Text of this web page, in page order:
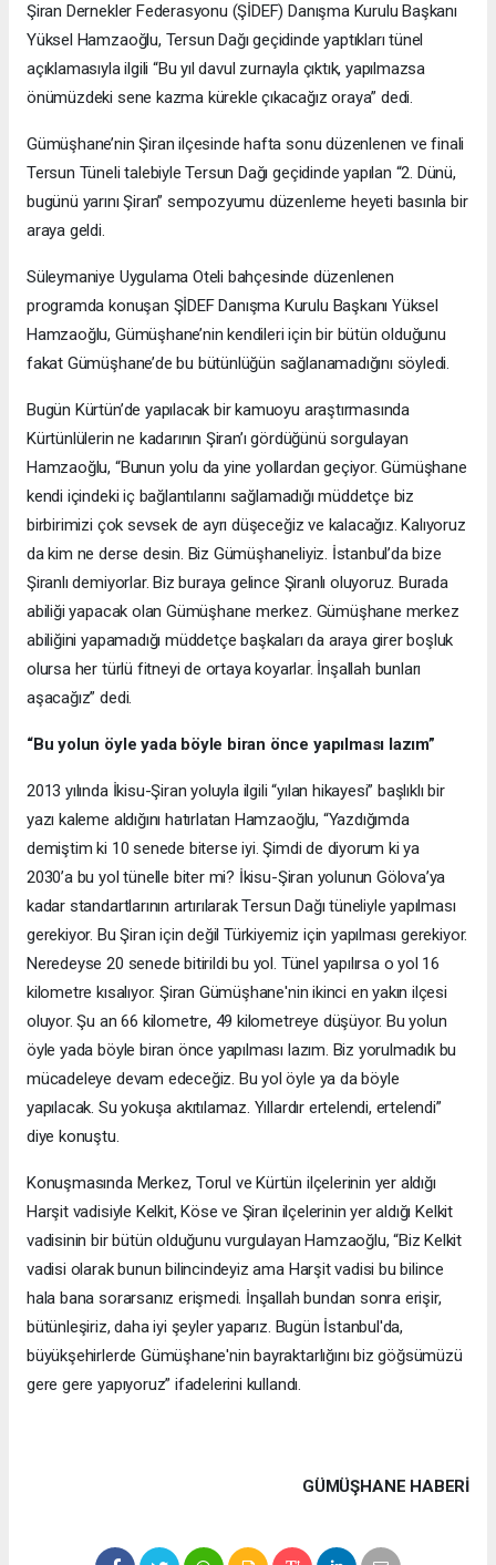
Şiran Dernekler Federasyonu (ŞİDEF) Danışma Kurulu Başkanı
Yüksel Hamzaoğlu, Tersun Dağı geçidinde yaptıkları tünel
açıklamasıyla ilgili “Bu yıl davul zurnayla çıktık, yapılmazsa
önümüzdeki sene kazma kürekle çıkacağız oraya” dedi.
Gümüşhane’nin Şiran ilçesinde hafta sonu düzenlenen ve finali
Tersun Tüneli talebiyle Tersun Dağı geçidinde yapılan “2. Dünü,
bugünü yarını Şiran” sempozyumu düzenleme heyeti basınla bir
araya geldi.
Süleymaniye Uygulama Oteli bahçesinde düzenlenen
programda konuşan ŞİDEF Danışma Kurulu Başkanı Yüksel
Hamzaoğlu, Gümüşhane’nin kendileri için bir bütün olduğunu
fakat Gümüşhane’de bu bütünlüğün sağlanamadığını söyledi.
Bugün Kürtün’de yapılacak bir kamuoyu araştırmasında
Kürtünlülerin ne kadarının Şiran’ı gördüğünü sorgulayan
Hamzaoğlu, “Bunun yolu da yine yollardan geçiyor. Gümüşhane
kendi içindeki iç bağlantılarını sağlamadığı müddetçe biz
birbirimizi çok sevsek de ayrı düşeceğiz ve kalacağız. Kalıyoruz
da kim ne derse desin. Biz Gümüşhaneliyiz. İstanbul’da bize
Şiranlı demiyorlar. Biz buraya gelince Şiranlı oluyoruz. Burada
abiliği yapacak olan Gümüşhane merkez. Gümüşhane merkez
abiliğini yapamadığı müddetçe başkaları da araya girer boşluk
olursa her türlü fitneyi de ortaya koyarlar. İnşallah bunları
aşacağız” dedi.
“Bu yolun öyle yada böyle biran önce yapılması lazım”
2013 yılında İkisu-Şiran yoluyla ilgili “yılan hikayesi” başlıklı bir
yazı kaleme aldığını hatırlatan Hamzaoğlu, “Yazdığımda
demiştim ki 10 senede biterse iyi. Şimdi de diyorum ki ya
2030’a bu yol tünelle biter mi? İkisu-Şiran yolunun Gölova’ya
kadar standartlarının artırılarak Tersun Dağı tüneliyle yapılması
gerekiyor. Bu Şiran için değil Türkiyemiz için yapılması gerekiyor.
Neredeyse 20 senede bitirildi bu yol. Tünel yapılırsa o yol 16
kilometre kısalıyor. Şiran Gümüşhane'nin ikinci en yakın ilçesi
oluyor. Şu an 66 kilometre, 49 kilometreye düşüyor. Bu yolun
öyle yada böyle biran önce yapılması lazım. Biz yorulmadık bu
mücadeleye devam edeceğiz. Bu yol öyle ya da böyle
yapılacak. Su yokuşa akıtılamaz. Yıllardır ertelendi, ertelendi”
diye konuştu.
Konuşmasında Merkez, Torul ve Kürtün ilçelerinin yer aldığı
Harşit vadisiyle Kelkit, Köse ve Şiran ilçelerinin yer aldığı Kelkit
vadisinin bir bütün olduğunu vurgulayan Hamzaoğlu, “Biz Kelkit
vadisi olarak bunun bilincindeyiz ama Harşit vadisi bu bilince
hala bana sorarsanız erişmedi. İnşallah bundan sonra erişir,
bütünleşiriz, daha iyi şeyler yaparız. Bugün İstanbul'da,
büyükşehirlerde Gümüşhane'nin bayraktarlığını biz göğsümüzü
gere gere yapıyoruz” ifadelerini kullandı.
GÜMÜŞHANE HABERİ